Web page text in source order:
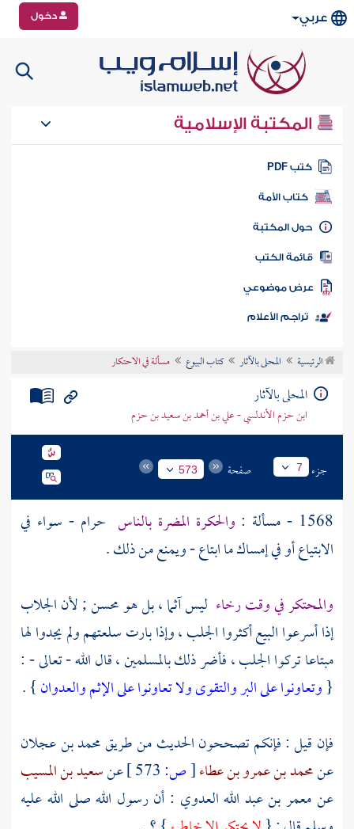
عربي دخول
المكتبة الإسلامية
كتب PDF
كتاب الأمة
المكتبة
الكتب
موضوعي
تراجم الأعلام
الرئيسية المحلى بالآثار كتاب البيوع مسألة في الاحتكار
المحلى بالآثار
ابن حزم الأندلسي - علي بن أحمد بن سعيد بن حزم
جزء 7 صفحة 573
1568 - مسألة : والحكرة المضرة بالناس حرام - سواء في
الابتياع أو في إمساك ما ابتاع - ويمنع من ذلك .
والمحتكر في وقت رخاء ليس آثما ، بل هو محسن ; لأن الجلاب
إذا أسرعوا البيع أكثروا الجلب ، وإذا بارت سلعتهم ولم يجدوا لها
مبتاعا تركوا الجلب ، فأضر ذلك بالمسلمين ، قال الله - تعالى - :
{وتعاونوا على البر والتقوى ولا تعاونوا على الإثم والعدوان} .
فإن قيل : فإنكم تصححون الحديث من طريقمحمد بن عجلان
عنمحمد بن عمرو بن عطاء[ص: عنسعيد بن المسيب
عنمعمر بن عبد الله العدوي : أن رسول الله صلى الله عليه